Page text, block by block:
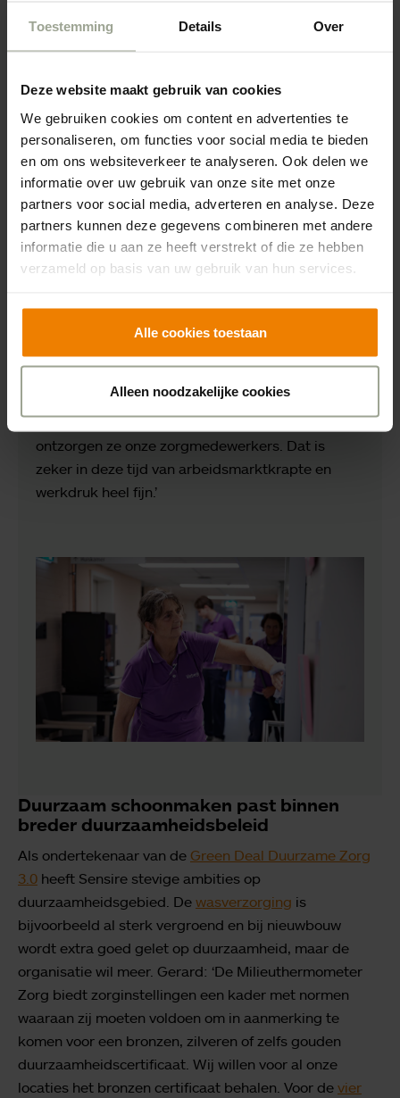
Toestemming Details Over
Deze website maakt gebruik van cookies
We gebruiken cookies om content en advertenties te
personaliseren, om functies voor social media te bieden
en om ons websiteverkeer te analyseren. Ook delen we
informatie over uw gebruik van onze site met onze
partners voor social media, adverteren en analyse. Deze
partners kunnen deze gegevens combineren met andere
informatie die u aan ze heeft verstrekt of die ze hebben
verzameld op basis van uw gebruik van hun services.
Alle cookies toestaan
Alleen noodzakelijke cookies
Schoonmaken is een vak en schoonmaken binnen
de zorg zeker, beamen Kimm en Gerard. Kimm
echt voor de zorg kiezen. ‘Zij vinden het belangrijk
betekenisvol werk te doen, het geeft hen
voldoening om te werken voor ouderen. Het gaat
cliënten ook om dat dagelijkse praatje.’ Gerard
benadrukt dat sociale vaardigheden belangrijk
zijn bij schoonmaakmedewerkers. ‘Zeker als je
ook werkt voor mensen met dementie.’
overleg met de zorgteams ook aanvullende taken
krijgen, werk dat de zorgmedewerkers
ondersteunt. ‘Dan gaat het bijvoorbeeld om de
verschilt, het is maatwerk. We helpen én denken
er graag in mee,’ zegt Kimm. Gerard: ‘Zo
ontzorgen ze onze zorgmedewerkers. Dat is
zeker in deze tijd van arbeidsmarktkrapte en
werkdruk heel fijn.’
Duurzaam schoonmaken past binnen
breder duurzaamheidsbeleid
Als ondertekenaar van de Green Deal Duurzame Zorg
3.0 heeft Sensire stevige ambities op
duurzaamheidsgebied. De wasverzorging is
bijvoorbeeld al sterk vergroend en bij nieuwbouw
wordt extra goed gelet op duurzaamheid, maar de
organisatie wil meer. Gerard: ‘De Milieuthermometer
Zorg biedt zorginstellingen een kader met normen
waaraan zij moeten voldoen om in aanmerking te
komen voor een bronzen, zilveren of zelfs gouden
duurzaamheidscertificaat. Wij willen voor al onze
locaties het bronzen certificaat behalen. Voor de vier